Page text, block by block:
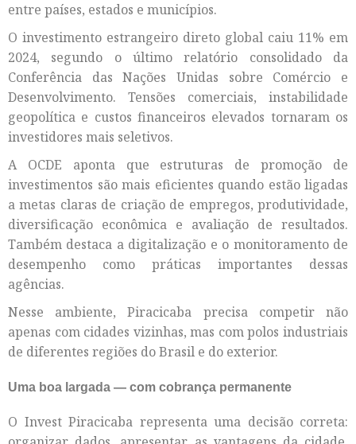
entre países, estados e municípios.
O investimento estrangeiro direto global caiu 11% em
2024, segundo o último relatório consolidado da
Conferência das Nações Unidas sobre Comércio e
Desenvolvimento. Tensões comerciais, instabilidade
geopolítica e custos financeiros elevados tornaram os
investidores mais seletivos.
A OCDE aponta que estruturas de promoção de
investimentos são mais eficientes quando estão ligadas
a metas claras de criação de empregos, produtividade,
diversificação econômica e avaliação de resultados.
Também destaca a digitalização e o monitoramento de
desempenho como práticas importantes dessas
agências.
Nesse ambiente, Piracicaba precisa competir não
apenas com cidades vizinhas, mas com polos industriais
de diferentes regiões do Brasil e do exterior.
Uma boa largada — com cobrança permanente
O Invest Piracicaba representa uma decisão correta: